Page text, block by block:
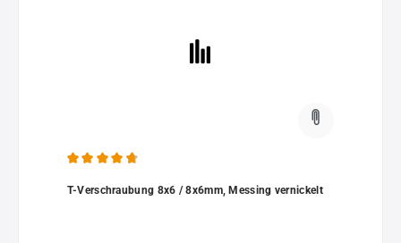
T-Verschraubung 8x6 / 8x6mm, Messing vernickelt